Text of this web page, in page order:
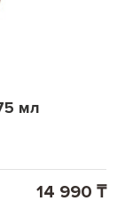
мл
14 990 ₸